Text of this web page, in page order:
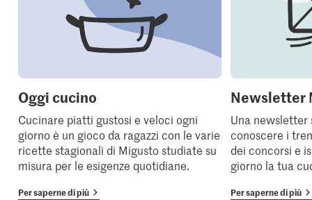
Oggi cucino
Cucinare piatti gustosi e veloci ogni
giorno è un gioco da ragazzi con le varie
ricette stagionali di Migusto studiate su
misura per le esigenze quotidiane.
Per saperne di più
Newsletter
Una
conoscere i
dei concorsi e
giorno la tua
Per saperne di più